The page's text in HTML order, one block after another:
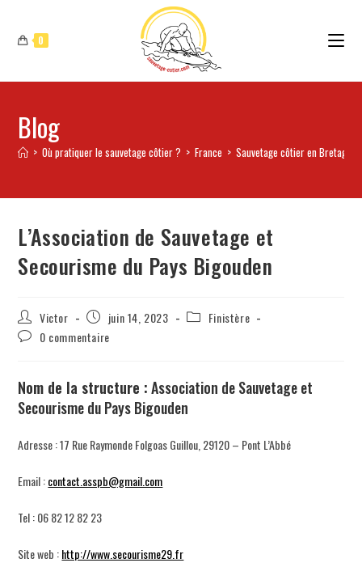
0
Blog
> Où pratiquer le sauvetage côtier ? > France > Sauvetage côtier en Bretagne
L’Association de Sauvetage et
Secourisme du Pays Bigouden
Victor juin 14, 2023
Finistère
0 commentaire
Nom de la structure :Association de Sauvetage et
Secourisme du Pays Bigouden
Adresse : 17 Rue Raymonde Folgoas Guillou, 29120 – Pont L’Abbé
Email :contact.asspb@gmail.com
Tel : 06 82 12 82 23
Site web :http://www.secourisme29.fr